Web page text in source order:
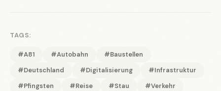
TAGS:
#A81 #Autobahn
#Baustellen
#Deutschland
#Digitalisierung
#Infrastruktur
#Pfingsten
#Reise #Stau #Verkehr